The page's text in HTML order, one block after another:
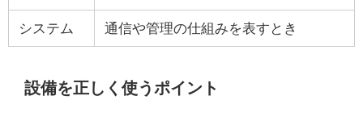
システム 通信や管理の仕組みを表すとき
設備を正しく使うポイント